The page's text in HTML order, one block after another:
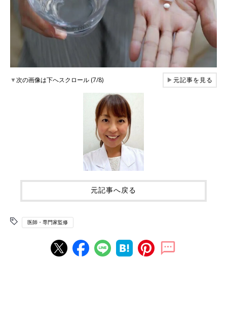
▼次の画像は下へスクロール (7/8) ▶元記事を見る
元記事へ戻る
医師・専門家監修